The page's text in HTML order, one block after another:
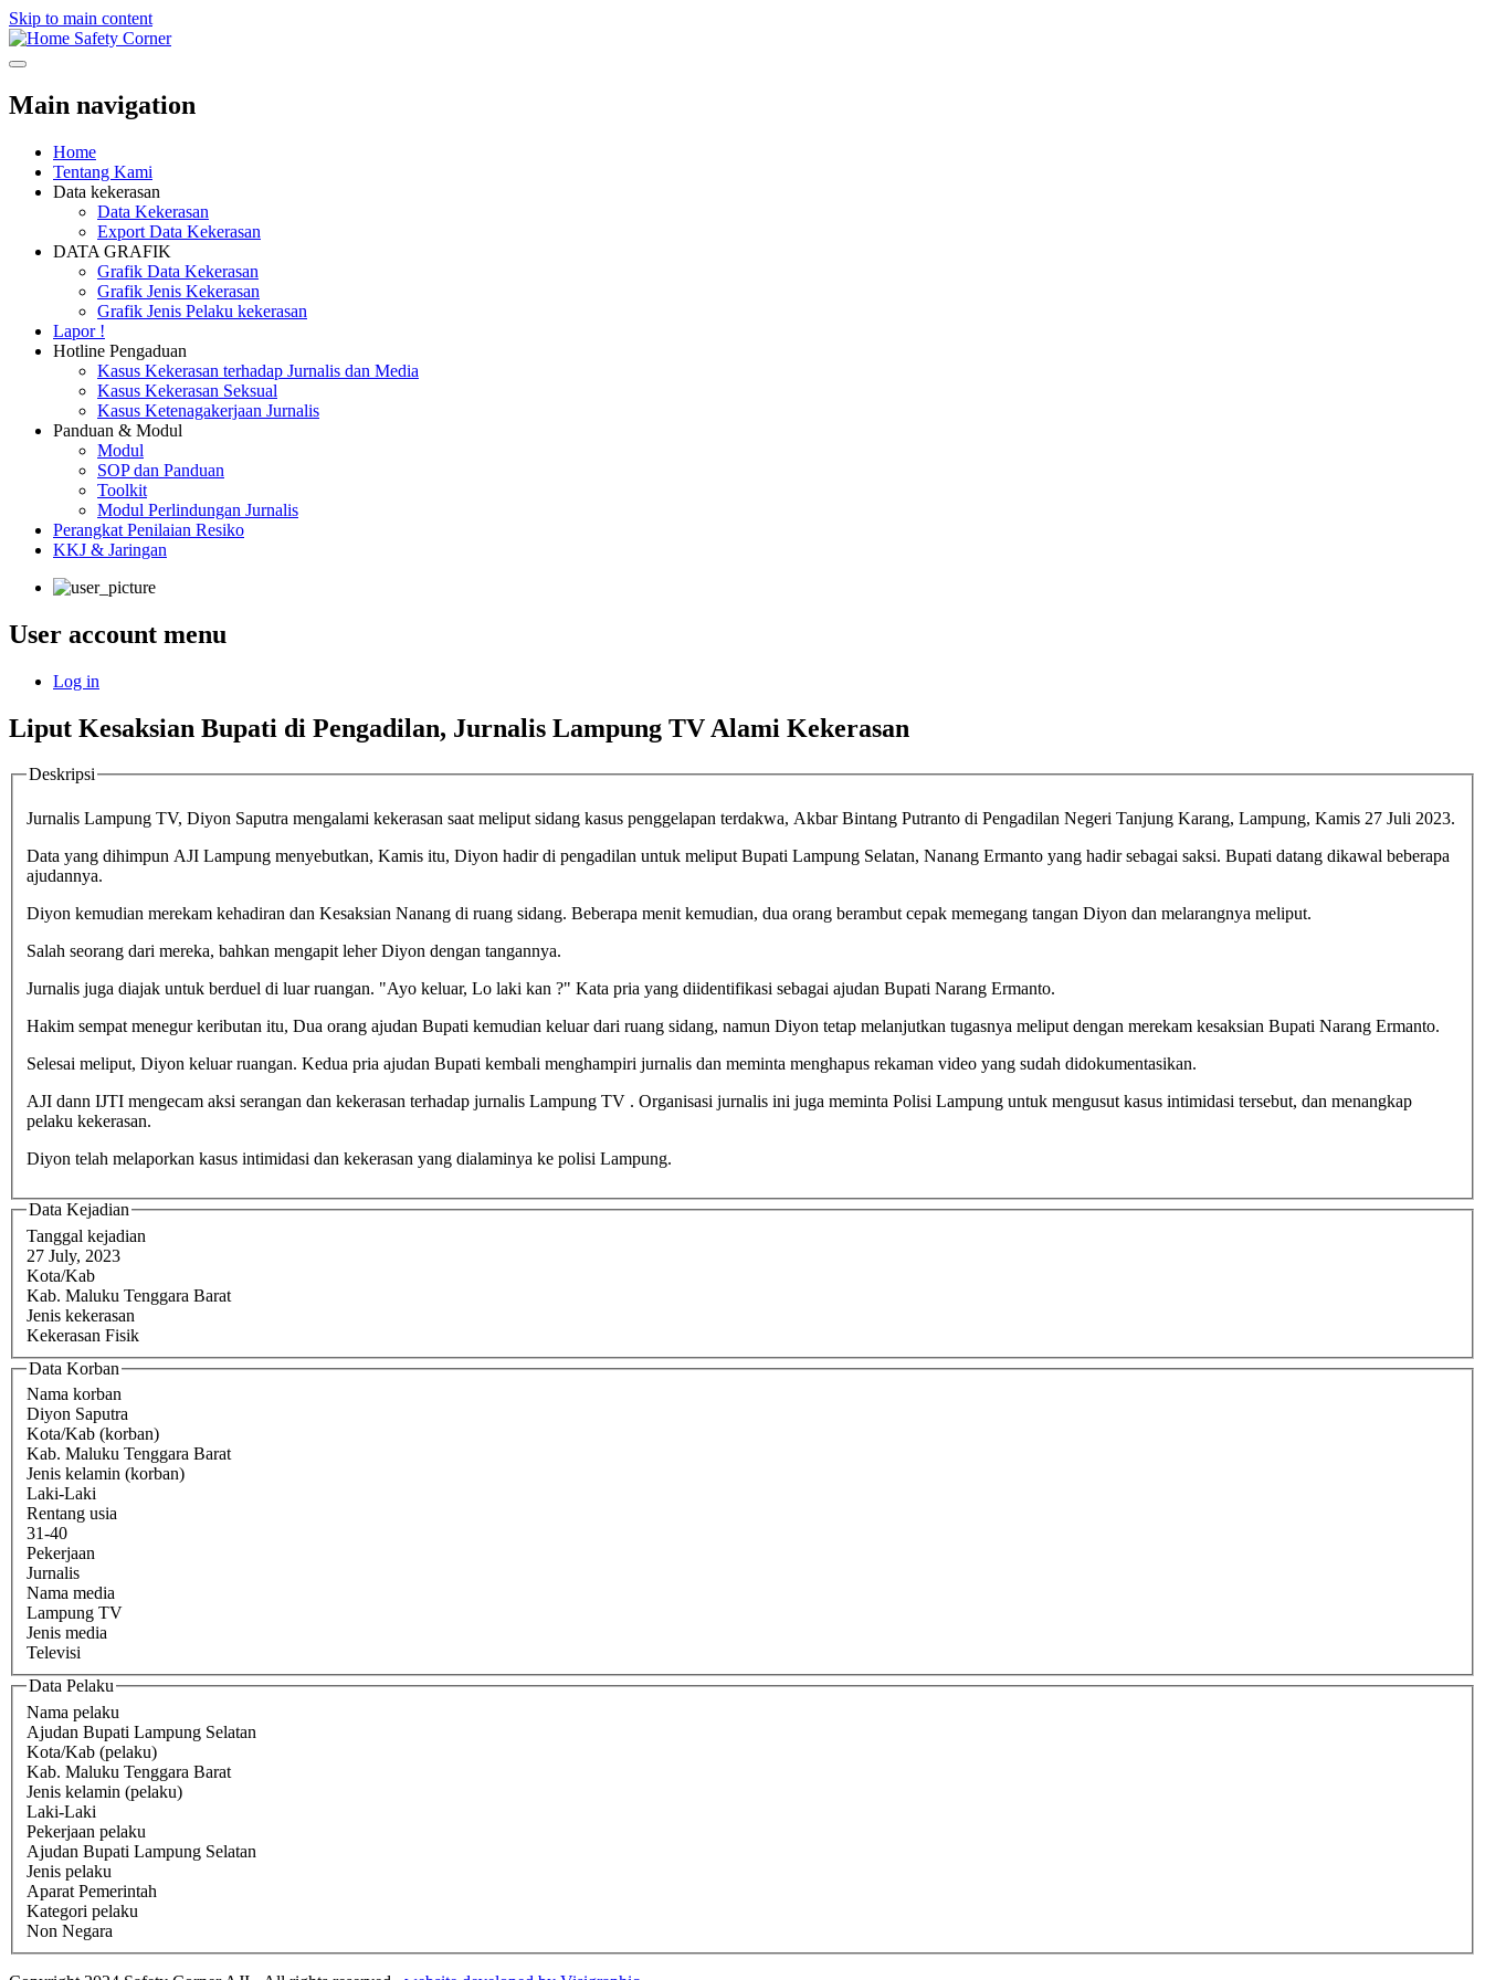
Skip to main content
Safety Corner
Main navigation
Home
Tentang Kami
Data kekerasan
Data Kekerasan
Export Data Kekerasan
DATA GRAFIK
Grafik Data Kekerasan
Grafik Jenis Kekerasan
Grafik Jenis Pelaku kekerasan
Lapor !
Hotline Pengaduan
Kasus Kekerasan terhadap Jurnalis dan Media
Kasus Kekerasan Seksual
Kasus Ketenagakerjaan Jurnalis
Panduan & Modul
Modul
SOP dan Panduan
Toolkit
Modul Perlindungan Jurnalis
Perangkat Penilaian Resiko
KKJ & Jaringan
User account menu
Log in
Liput Kesaksian Bupati di Pengadilan, Jurnalis Lampung TV Alami Kekerasan
Deskripsi
Jurnalis Lampung TV, Diyon Saputra mengalami kekerasan saat meliput sidang kasus penggelapan terdakwa, Akbar Bintang Putranto di Pengadilan Negeri Tanjung Karang, Lampung, Kamis 27 Juli 2023.
Data yang dihimpun AJI Lampung menyebutkan, Kamis itu, Diyon hadir di pengadilan untuk meliput Bupati Lampung Selatan, Nanang Ermanto yang hadir sebagai saksi. Bupati datang dikawal beberapa
ajudannya.
Diyon kemudian merekam kehadiran dan Kesaksian Nanang di ruang sidang. Beberapa menit kemudian, dua orang berambut cepak memegang tangan Diyon dan melarangnya meliput.
Salah seorang dari mereka, bahkan mengapit leher Diyon dengan tangannya.
Jurnalis juga diajak untuk berduel di luar ruangan. "Ayo keluar, Lo laki kan ?" Kata pria yang diidentifikasi sebagai ajudan Bupati Narang Ermanto.
Hakim sempat menegur keributan itu, Dua orang ajudan Bupati kemudian keluar dari ruang sidang, namun Diyon tetap melanjutkan tugasnya meliput dengan merekam kesaksian Bupati Narang Ermanto.
Selesai meliput, Diyon keluar ruangan. Kedua pria ajudan Bupati kembali menghampiri jurnalis dan meminta menghapus rekaman video yang sudah didokumentasikan.
AJI dann IJTI mengecam aksi serangan dan kekerasan terhadap jurnalis Lampung TV . Organisasi jurnalis ini juga meminta Polisi Lampung untuk mengusut kasus intimidasi tersebut, dan menangkap
pelaku kekerasan.
Diyon telah melaporkan kasus intimidasi dan kekerasan yang dialaminya ke polisi Lampung.
Data Kejadian
Tanggal kejadian
27 July, 2023
Kota/Kab
Kab. Maluku Tenggara Barat
Jenis kekerasan
Kekerasan Fisik
Data Korban
Nama korban
Diyon Saputra
Kota/Kab (korban)
Kab. Maluku Tenggara Barat
Jenis kelamin (korban)
Laki-Laki
Rentang usia
31-40
Pekerjaan
Jurnalis
Nama media
Lampung TV
Jenis media
Televisi
Data Pelaku
Nama pelaku
Ajudan Bupati Lampung Selatan
Kota/Kab (pelaku)
Kab. Maluku Tenggara Barat
Jenis kelamin (pelaku)
Laki-Laki
Pekerjaan pelaku
Ajudan Bupati Lampung Selatan
Jenis pelaku
Aparat Pemerintah
Kategori pelaku
Non Negara